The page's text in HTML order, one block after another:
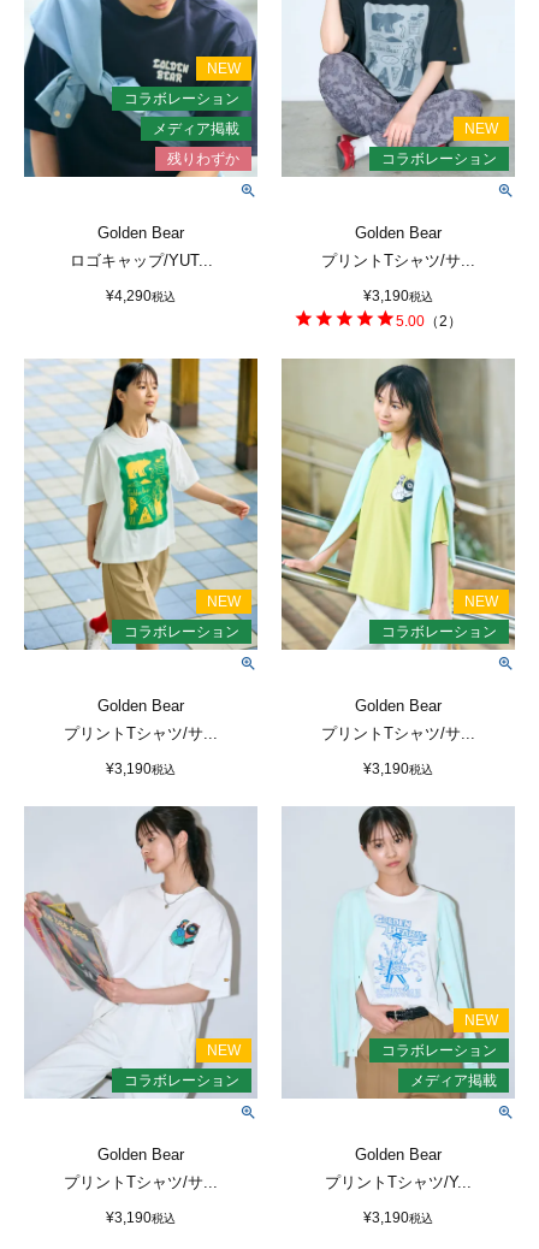
Golden Bear
ロゴキャップ/YUT...
¥4,290税込
Golden Bear
プリントTシャツ/サ...
¥3,190税込
5.00 （2 ）
Golden Bear
プリントTシャツ/サ...
¥3,190税込
Golden Bear
プリントTシャツ/サ...
¥3,190税込
Golden Bear
プリントTシャツ/サ...
¥3,190税込
Golden Bear
プリントTシャツ/Y...
¥3,190税込